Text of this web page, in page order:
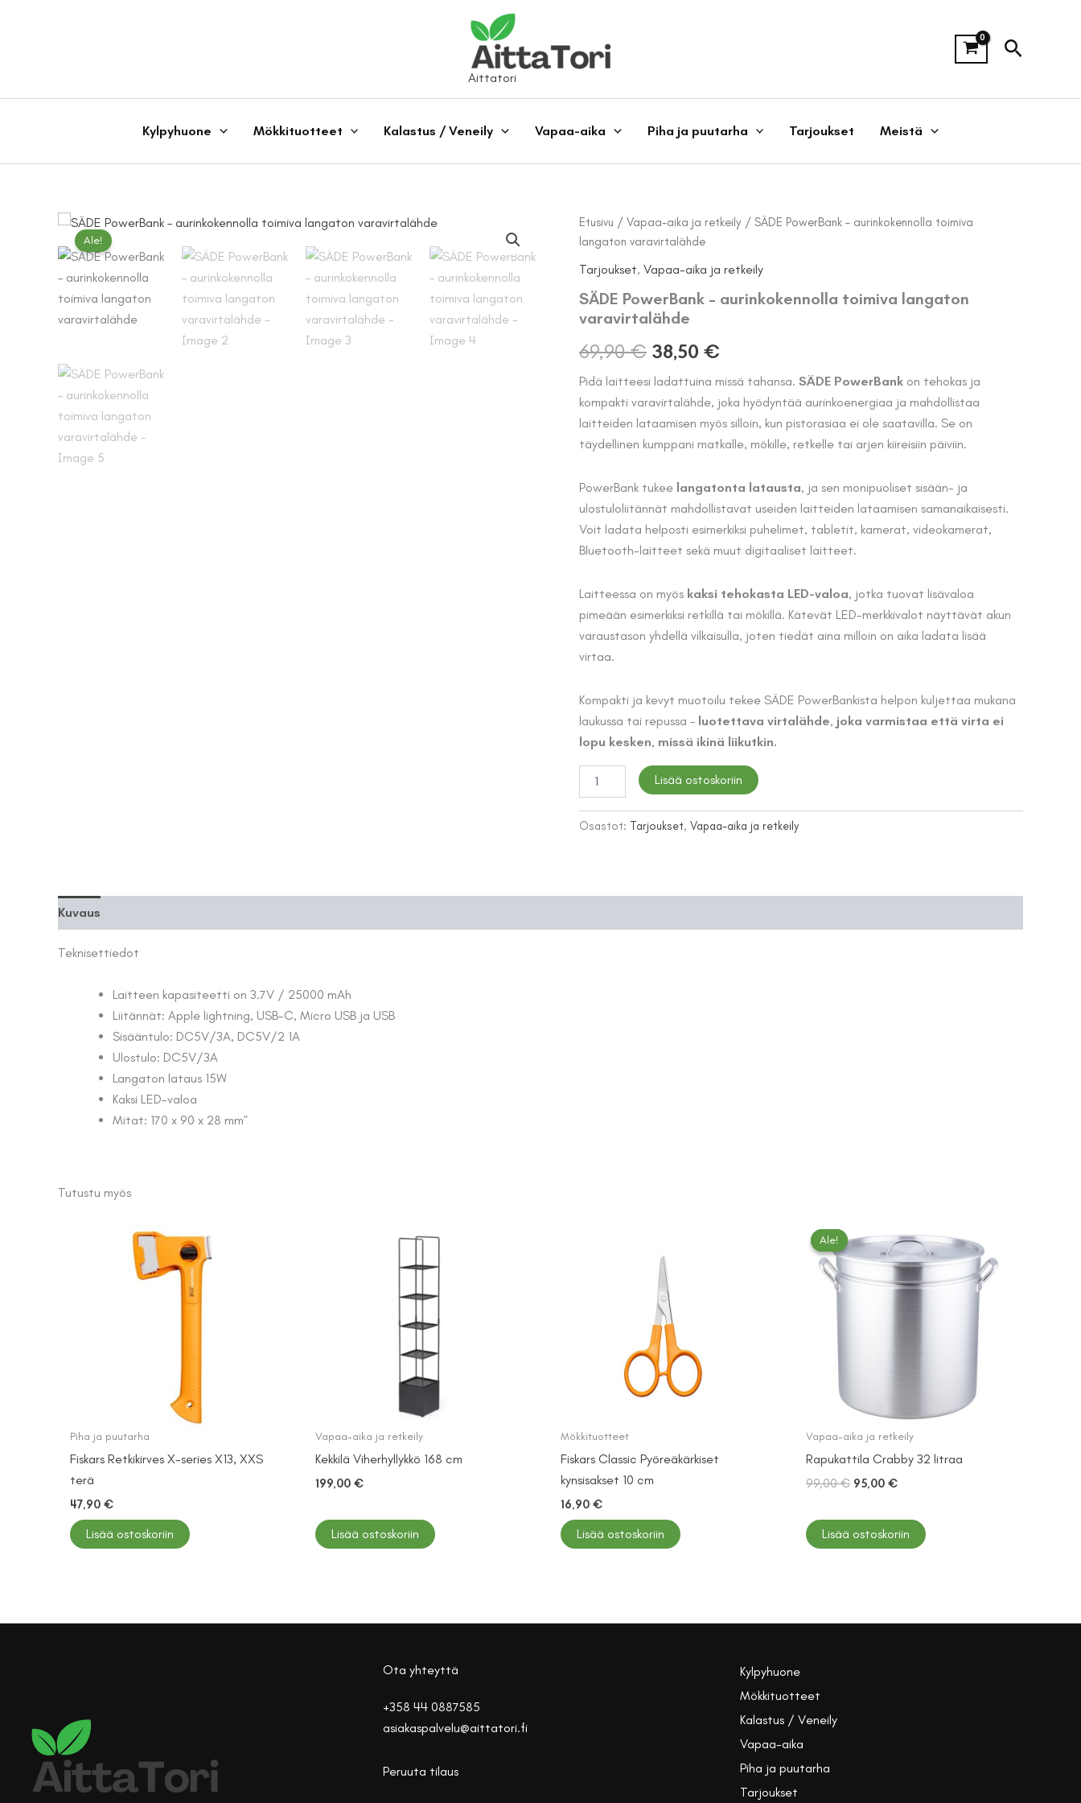
Aittatori
Hae
Kylpyhuone Mökkituotteet Kalastus / Veneily Vapaa-aika Piha ja puutarha Tarjoukset Meistä
Ale!
Etusivu / Vapaa-aika ja retkeily / SÄDE PowerBank – aurinkokennolla toimiva
langaton varavirtalähde
Tarjoukset, Vapaa-aika ja retkeily
SÄDE PowerBank – aurinkokennolla toimiva langaton
varavirtalähde
69,90€ Alkuperäinen
hinta
oli:
69,90 €.
38,50 €
hinta
on:
38,50 €.
Pidä laitteesi ladattuina missä tahansa. SÄDE PowerBank on tehokas ja
kompakti varavirtalähde, joka hyödyntää aurinkoenergiaa ja mahdollistaa
laitteiden lataamisen myös silloin, kun pistorasiaa ei ole saatavilla. Se on
täydellinen kumppani matkalle, mökille, retkelle tai arjen kiireisiin päiviin.
PowerBank tukee langatonta latausta, ja sen monipuoliset sisään- ja
ulostuloliitännät mahdollistavat useiden laitteiden lataamisen samanaikaisesti.
Voit ladata helposti esimerkiksi puhelimet, tabletit, kamerat, videokamerat,
Bluetooth-laitteet sekä muut digitaaliset laitteet.
Laitteessa on myös kaksi tehokasta LED-valoa, jotka tuovat lisävaloa
pimeään esimerkiksi retkillä tai mökillä. Kätevät LED-merkkivalot näyttävät akun
varaustason yhdellä vilkaisulla, joten tiedät aina milloin on aika ladata lisää
virtaa.
Kompakti ja kevyt muotoilu tekee SÄDE PowerBankista helpon kuljettaa mukana
laukussa tai repussa – luotettava virtalähde, joka varmistaa että virta ei
lopu kesken, missä ikinä liikutkin.
PowerBank
aurinkokennolla
Lisää ostoskoriin
Osastot: Tarjoukset, Vapaa-aika ja retkeily
Kuvaus
Teknisettiedot
Laitteen kapasiteetti on 3.7V / 25000 mAh
Liitännät: Apple lightning, USB-C, Micro USB ja USB
Sisääntulo: DC5V/3A, DC5V/2 1A
Ulostulo: DC5V/3A
Langaton lataus 15W
Kaksi LED-valoa
Mitat: 170 x 90 x 28 mm”
Tutustu myös
Piha ja puutarha
Fiskars Retkikirves X-series X13, XXS
terä
47,90 €
Lisää ostoskoriin
Vapaa-aika ja retkeily
Kekkilä Viherhyllykkö 168 cm
199,00 €
Lisää ostoskoriin
Mökkituotteet
Fiskars Classic Pyöreäkärkiset
kynsisakset 10 cm
16,90 €
Lisää ostoskoriin
Ale!
Ale!
Vapaa-aika ja retkeily
Rapukattila Crabby 32 litraa
99,00€ Alkuperäinen
99,00 €.
95,00 €Nykyinen
95,00 €.
Lisää ostoskoriin
Ota yhteyttä
+358 44 0887585
asiakaspalvelu@aittatori.fi
Peruuta tilaus
Kylpyhuone
Mökkituotteet
Kalastus / Veneily
Vapaa-aika
Piha ja puutarha
Tarjoukset